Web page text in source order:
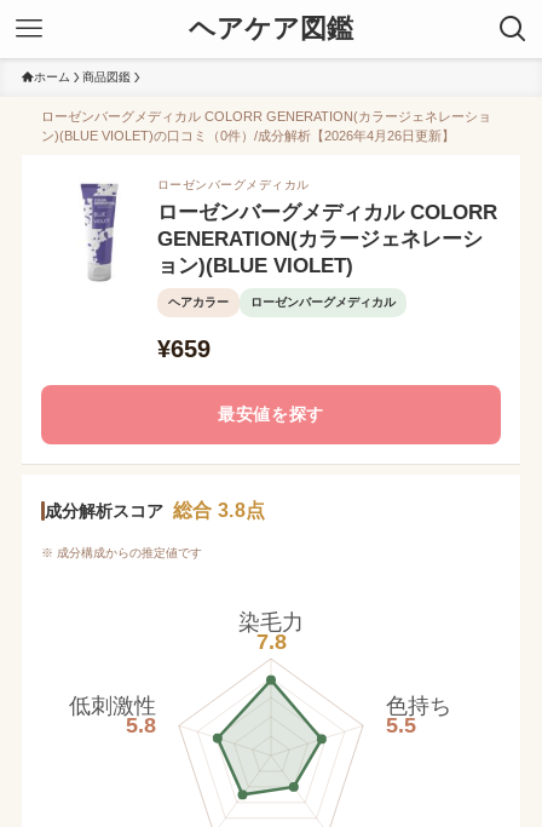
ヘアケア図鑑
ホーム 商品図鑑
ローゼンバーグメディカル COLORR GENERATION(カラージェネレーショ
ン)(BLUE VIOLET)の口コミ（0件）/成分解析【2026年4月26日更新】
ローゼンバーグメディカル
ローゼンバーグメディカル COLORR
GENERATION(カラージェネレーシ
ョン)(BLUE VIOLET)
ヘアカラー ローゼンバーグメディカル
¥659
最安値を探す
成分解析スコア 総合 3.8点
※ 成分構成からの推定値です
染毛力
7.8
色持ち
5.5
低刺激性
5.8